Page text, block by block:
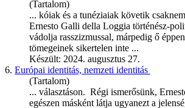
(Tartalom)
... kóiak és a tunéziaiak követik
Ernesto Galli della Loggia történész-
vádolja rasszizmussal, márpedig ő
tömegeinek sikertelen inte ...
Készült: 2024. augusztus 27.
6. Európai identitás, nemzeti identitás
(Tartalom)
... választáson. Régi ismerősünk,
egészen másként látja ugyanezt a